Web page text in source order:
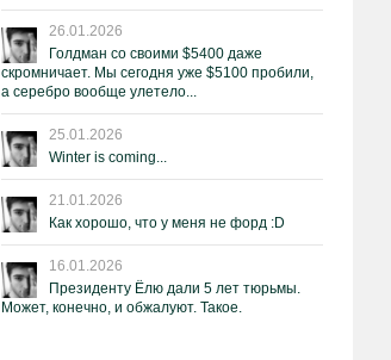
26.01.2026
Голдман со своими $5400 даже
скромничает. Мы сегодня уже $5100 пробили,
а серебро вообще улетело...
25.01.2026
Winter is coming...
21.01.2026
Как хорошо, что у меня не форд :D
16.01.2026
Президенту Ёлю дали 5 лет тюрьмы.
Может, конечно, и обжалуют. Такое.